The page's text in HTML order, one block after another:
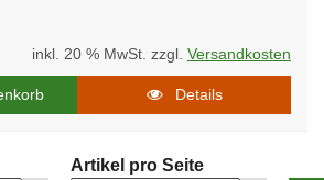
inkl. 20 % MwSt. zzgl. Versandkosten
Details
Artikel pro Seite